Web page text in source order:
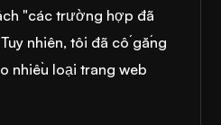
"các trường hợp đã
nhiên, tôi đã cố gắng
nhiều loại trang web